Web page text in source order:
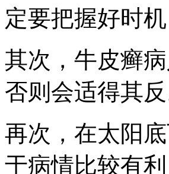
定要把握好时
其次，牛皮癣
否则会适得其反
再次，在太阳
于病情比较有